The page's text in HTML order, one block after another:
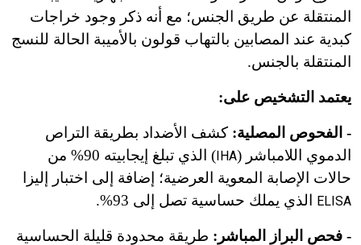
المنتقلة عن طريق الجنس؛ مع أنه ذكر وجود خراجات
كبدية عند المصابين بالتهاب قولون بالأميبة الحالة للنسج
المنتقلة بالجنس.
يعتمد التشخيص على:
- الفحوص المصلية: كشف الأضداد بطريقة التراص
الدموي اللامباشر (IHA
) الذي تبلغ إيجابيته 90% من
حالات الإصابة المعوية العرضية؛ إضافة إلى اختبار إليزا
ELISA الذي يملك حساسية تصل إلى 93%.
- فحص البراز المباشر: طريقة محدودة قليلة الحساسية